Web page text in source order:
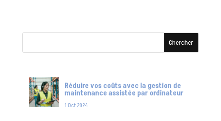
Réduire vos coûts avec la gestion de
maintenance assistée par ordinateur
1 Oct 2024